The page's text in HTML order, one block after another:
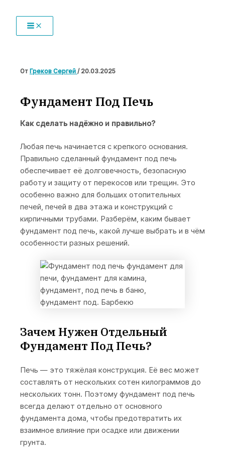
содержимому
MAIN
MENU
От Греков Сергей / 20.03.2025
Фундамент Под Печь
Как сделать надёжно и правильно?
Любая печь начинается с крепкого основания.
Правильно сделанный фундамент под печь
обеспечивает её долговечность, безопасную
работу и защиту от перекосов или трещин. Это
особенно важно для больших отопительных
печей, печей в два этажа и конструкций с
кирпичными трубами. Разберём, каким бывает
фундамент под печь, какой лучше выбрать и в чём
особенности разных решений.
Зачем Нужен Отдельный
Фундамент Под Печь?
Печь — это тяжёлая конструкция. Её вес может
составлять от нескольких сотен килограммов до
нескольких тонн. Поэтому фундамент под печь
всегда делают отдельно от основного
фундамента дома, чтобы предотвратить их
взаимное влияние при осадке или движении
грунта.